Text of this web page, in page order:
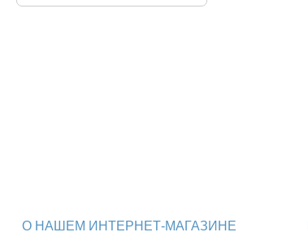
О НАШЕМ ИНТЕРНЕТ-МАГАЗИНЕ